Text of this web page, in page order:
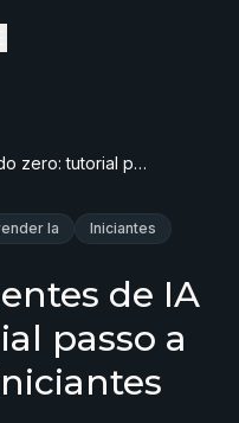
Como criar agentes de IA do zero: tutorial passo a passo para iniciantes
Ia Iniciantes
de IA
passo a